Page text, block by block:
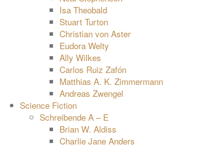
Isa Theobald
Stuart Turton
Christian von Aster
Eudora Welty
Ally Wilkes
Carlos Ruiz Zafón
Matthias A. K. Zimmermann
Andreas Zwengel
Science Fiction
Schreibende A – E
Brian W. Aldiss
Charlie Jane Anders